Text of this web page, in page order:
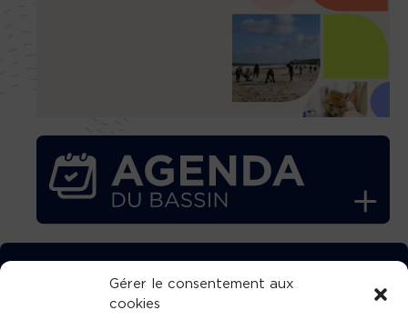
Gérer le consentement aux
cookies
TÉLÉCHARGEZ GRATUITEMENT
L’APPLICATION TVBA !